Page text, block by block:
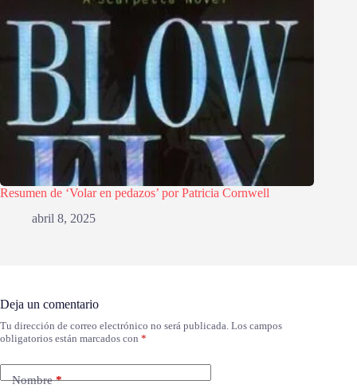
Resumen de ‘Volar en pedazos’ por Patricia Cornwell
abril 8, 2025
Deja un comentario
Tu dirección de correo electrónico no será publicada. Los campos
obligatorios están marcados con *
Nombre*